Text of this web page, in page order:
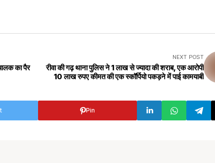
का पैर
NEXT POST
रीवा की गढ़ थाना पुलिस ने 1 लाख से ज्यादा की शराब, एक आरोपी
10 लाख रुपए कीमत की एक स्कॉर्पियो पकड़ने में पाई कामयाबी
Pin